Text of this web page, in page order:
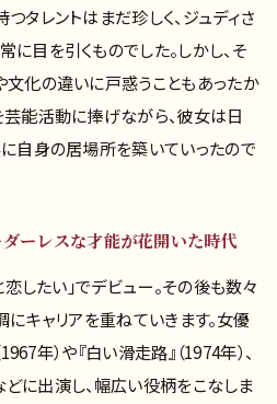
タレントはまだ珍しく、ジュディさ
目を引くものでした。しかし、そ
化の違いに戸惑うこともあったか
能活動に捧げながら、彼女は日
自身の居場所を築いていったので
ーレスな才能が花開いた時代
したい」でデビュー。その後も数々
にキャリアを重ねていきます。女優
年）や『白い滑走路』（1974年）、
どに出演し、幅広い役柄をこなしま